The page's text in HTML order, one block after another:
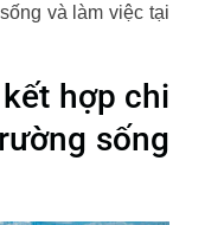
và làm việc tại
hợp chi
sống